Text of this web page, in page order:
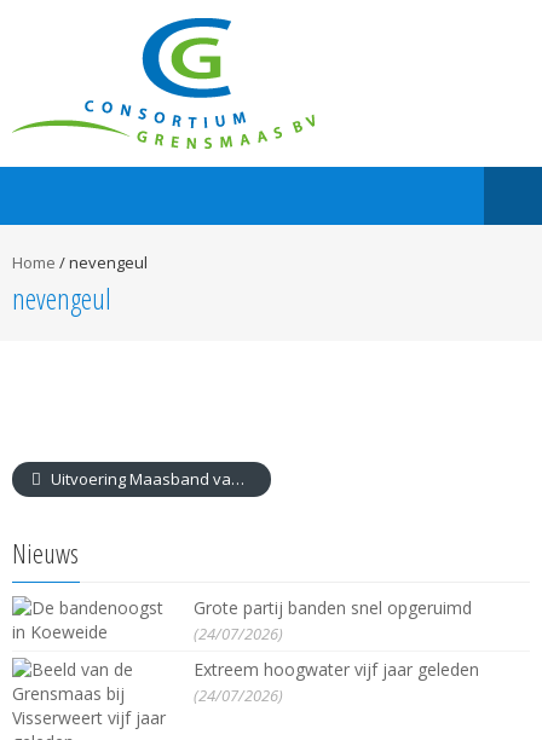
Home /nevengeul
nevengeul
Uitvoering Maasband van start
Nieuws
Grote partij banden snel opgeruimd
(24/07/2026)
Extreem hoogwater vijf jaar geleden
(24/07/2026)